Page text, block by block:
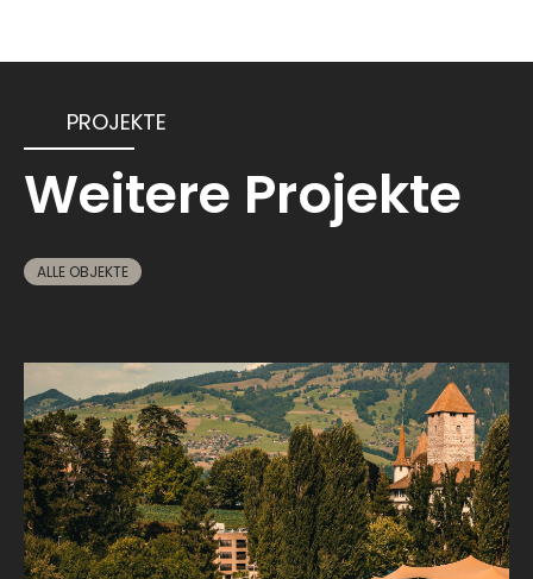
PROJEKTE
Weitere Projekte
ALLE OBJEKTE